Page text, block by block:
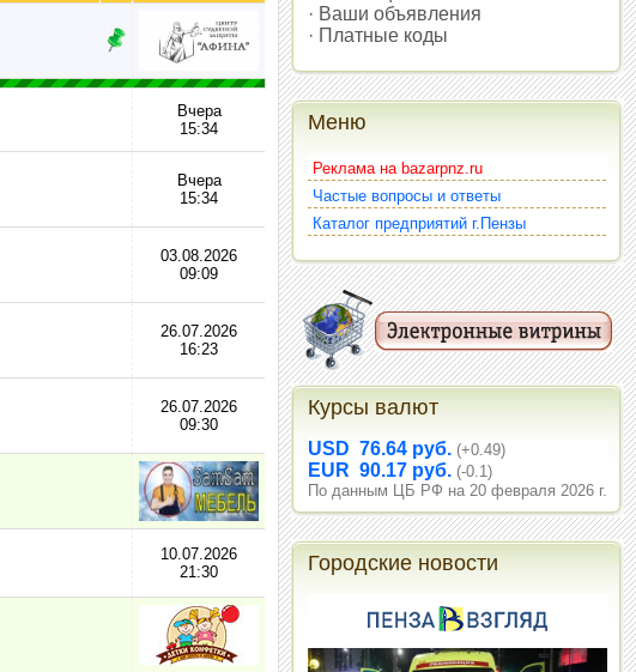
Вчера
15:34
Вчера
15:34
03.08.2026
09:09
26.07.2026
16:23
26.07.2026
09:30
10.07.2026
21:30
· Ваши объявления
· Платные коды
Меню
Реклама на bazarpnz.ru
Частые вопросы и ответы
Каталог предприятий г.Пензы
Курсы валют
USD 76.64 руб. (+0.49)
EUR 90.17 руб. (-0.1)
По данным ЦБ РФ на 20 февраля 2026 г.
Городские новости